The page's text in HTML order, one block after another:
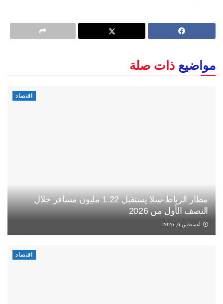
مواضيع ذات صلة
اقتصاد
مطار الرباط-سلا يستقبل 1.22 مليون مسافر خلال
النصف الأول من 2026
أغسطس 6, 2026
اقتصاد